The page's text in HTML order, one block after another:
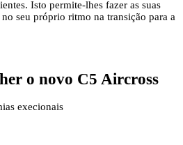
Isto permite-lhes fazer as suas
seu próprio ritmo na transição para a
o novo C5 Aircross
execionais